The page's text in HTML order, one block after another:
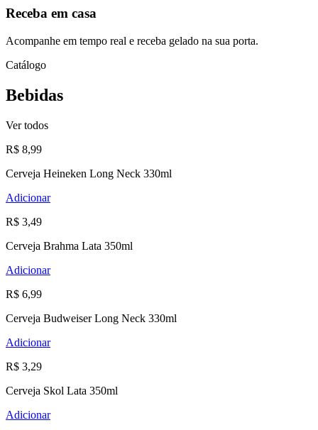
Receba em casa
Acompanhe em tempo real e receba gelado na sua porta.
Catálogo
Bebidas
Ver todos
R$ 8,99
Cerveja Heineken Long Neck 330ml
Adicionar
R$ 3,49
Cerveja Brahma Lata 350ml
Adicionar
R$ 6,99
Cerveja Budweiser Long Neck 330ml
Adicionar
R$ 3,29
Cerveja Skol Lata 350ml
Adicionar